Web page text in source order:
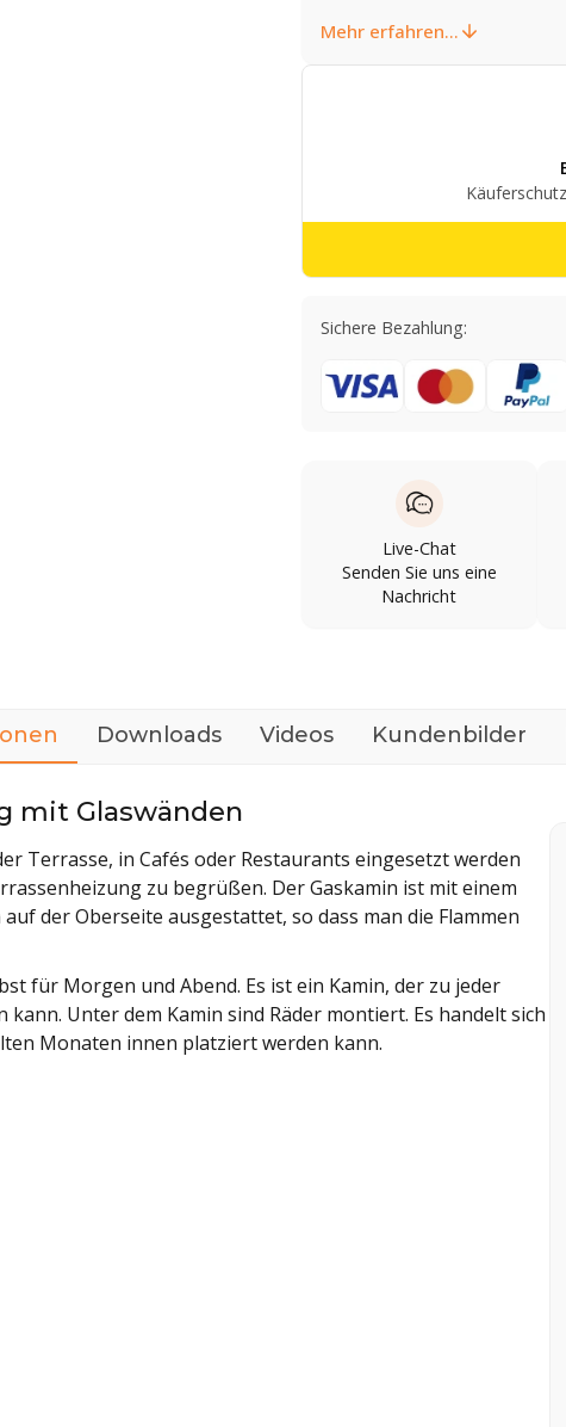
Mehr erfahren...
Sichere Bezahlung:
Live-Chat
Senden Sie uns eine
Nachricht
Downloads Videos Kundenbilder
mit Glaswänden
Terrasse, in Cafés oder Restaurants eingesetzt werden
zu begrüßen. Der Gaskamin ist mit einem
der Oberseite ausgestattet, so dass man die Flammen
für Morgen und Abend. Es ist ein Kamin, der zu jeder
Unter dem Kamin sind Räder montiert. Es handelt sich
Monaten innen platziert werden kann.